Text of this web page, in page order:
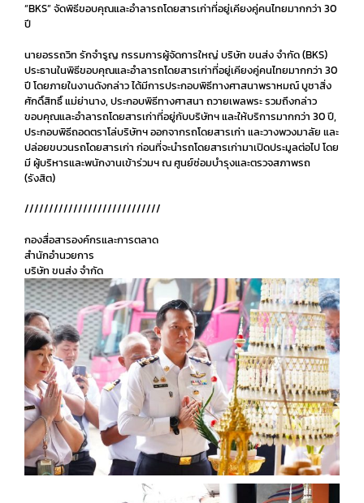
“BKS” จัดพิธีขอบคุณและอำลารถโดยสารเก่าที่อยู่เคียงคู่คนไทยมากกว่า 30
ปี
นายอรรถวิท รักจำรูญ กรรมการผู้จัดการใหญ่ บริษัท ขนส่ง จำกัด (BKS)
ประธานในพิธีขอบคุณและอำลารถโดยสารเก่าที่อยู่เคียงคู่คนไทยมากกว่า 30
ปี โดยภายในงานดังกล่าว ได้มีการประกอบพิธีทางศาสนาพราหมณ์ บูชาสิ่ง
ศักดิ์สิทธิ์ แม่ย่านาง, ประกอบพิธีทางศาสนา ถวายเพลพระ รวมถึงกล่าว
ขอบคุณและอำลารถโดยสารเก่าที่อยู่กับบริษัทฯ และให้บริการมากกว่า 30 ปี,
ประกอบพิธีถอดตราโล่บริษัทฯ ออกจากรถโดยสารเก่า และวางพวงมาลัย และ
ปล่อยขบวนรถโดยสารเก่า ก่อนที่จะนำรถโดยสารเก่ามาเปิดประมูลต่อไป โดย
มี ผู้บริหารและพนักงานเข้าร่วมฯ ณ ศูนย์ซ่อมบำรุงและตรวจสภาพรถ
(รังสิต)
////////////////////////////
กองสื่อสารองค์กรและการตลาด
สำนักอำนวยการ
บริษัท ขนส่ง จำกัด